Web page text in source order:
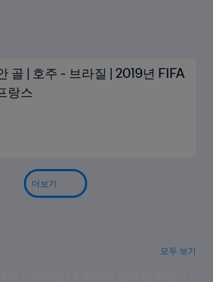
골 | 호주 - 브라질 | 2019년 FIFA
랑스
더보기
모두 보기